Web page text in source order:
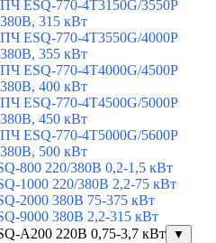
ПЧ ESQ-770-4T3150G/3550P
380В, 315 кВт
ПЧ ESQ-770-4T3550G/4000P
380В, 355 кВт
ПЧ ESQ-770-4T4000G/4500P
380В, 400 кВт
ПЧ ESQ-770-4T4500G/5000P
380В, 450 кВт
ПЧ ESQ-770-4T5000G/5600P
380В, 500 кВт
800 220/380В 0,2-1,5 кВт
1000 220/380В 2,2-75 кВт
2000 380В 75-375 кВт
9000 380В 2,2-315 кВт
A200 220В 0,75-3,7 кВт
▼